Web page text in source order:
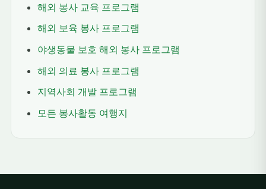
해외 봉사 교육 프로그램
해외 보육 봉사 프로그램
야생동물 보호 해외 봉사 프로그램
해외 의료 봉사 프로그램
지역사회 개발 프로그램
모든 봉사활동 여행지